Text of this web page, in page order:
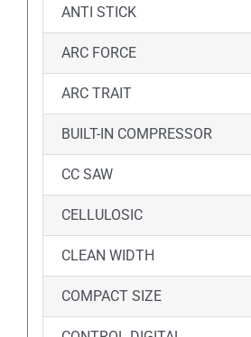
ANTI STICK
ARC FORCE
ARC TRAIT
BUILT-IN COMPRESSOR
CC SAW
CELLULOSIC
CLEAN WIDTH
COMPACT SIZE